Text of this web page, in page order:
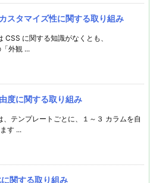
スタマイズ性に関する取り組み
CSS に関する知識がなくとも、
外観 ...
度に関する取り組み
、テンプレートごとに、１～３ カラムを自
す ...
関する取り組み